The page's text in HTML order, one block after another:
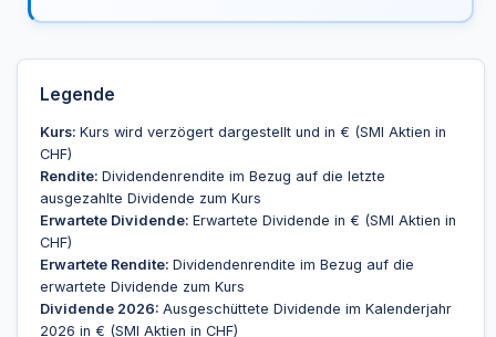
Legende
Kurs: Kurs wird verzögert dargestellt und in € (SMI Aktien in
CHF)
Rendite: Dividendenrendite im Bezug auf die letzte
ausgezahlte Dividende zum Kurs
Erwartete Dividende: Erwartete Dividende in € (SMI Aktien in
CHF)
Erwartete Rendite: Dividendenrendite im Bezug auf die
erwartete Dividende zum Kurs
Dividende 2026: Ausgeschüttete Dividende im Kalenderjahr
2026 in € (SMI Aktien in CHF)